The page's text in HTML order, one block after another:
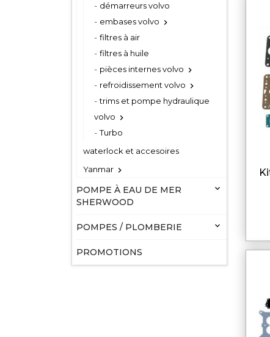
démarreurs volvo
embases volvo 
filtres à air
filtres à huile
pièces internes volvo 
refroidissement volvo 
trims et pompe hydraulique
volvo 
Turbo
waterlock et accesoires
Yanmar 
POMPE À EAU DE MER
SHERWOOD

POMPES / PLOMBERIE 
PROMOTIONS
kit carburateur pour volvo